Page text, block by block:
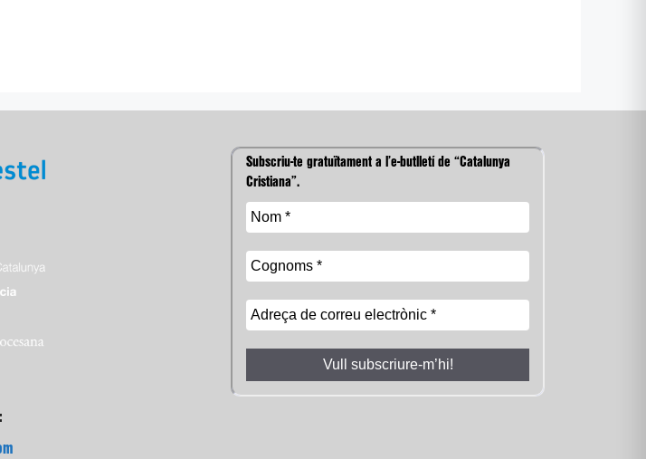
Subscriu-te gratuïtament a l’e-butlletí de “Catalunya
Cristiana”.